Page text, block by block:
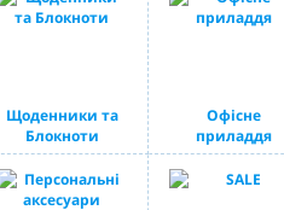
Щоденники та
Блокноти
Офісне
приладдя